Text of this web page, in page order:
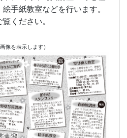
手紙教室などを行います。
ください。
像を表示します）